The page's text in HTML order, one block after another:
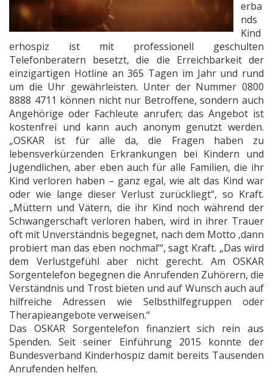
erba
nds
Kind
erhospiz ist mit professionell geschulten
Telefonberatern besetzt, die die Erreichbarkeit der
einzigartigen Hotline an 365 Tagen im Jahr und rund
um die Uhr gewährleisten. Unter der Nummer 0800
8888 4711 können nicht nur Betroffene, sondern auch
Angehörige oder Fachleute anrufen; das Angebot ist
kostenfrei und kann auch anonym genutzt werden.
„OSKAR ist für alle da, die Fragen haben zu
lebensverkürzenden Erkrankungen bei Kindern und
Jugendlichen, aber eben auch für alle Familien, die ihr
Kind verloren haben – ganz egal, wie alt das Kind war
oder wie lange dieser Verlust zurückliegt“, so Kraft.
„Müttern und Vätern, die ihr Kind noch während der
Schwangerschaft verloren haben, wird in ihrer Trauer
oft mit Unverständnis begegnet, nach dem Motto ‚dann
probiert man das eben nochmal‘“, sagt Kraft. „Das wird
dem Verlustgefühl aber nicht gerecht. Am OSKAR
Sorgentelefon begegnen die Anrufenden Zuhörern, die
Verständnis und Trost bieten und auf Wunsch auch auf
hilfreiche Adressen wie Selbsthilfegruppen oder
Therapieangebote verweisen.“
Das OSKAR Sorgentelefon finanziert sich rein aus
Spenden. Seit seiner Einführung 2015 konnte der
Bundesverband Kinderhospiz damit bereits Tausenden
Anrufenden helfen.